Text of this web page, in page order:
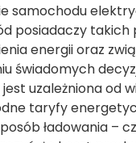
samochodu
posiadaczy takich
energii oraz
świadomych
uzależniona od
taryfy
ładowania –